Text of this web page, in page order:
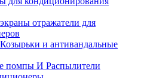
отражатели для
и антивандальные
помпы И Распылители